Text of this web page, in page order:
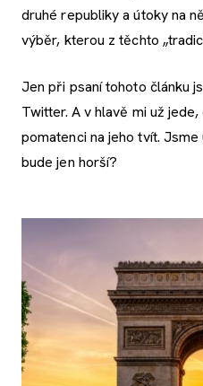
druhé republiky a útoky na
výběr, kterou z těchto
Jen při psaní tohoto článku
Twitter. A v hlavě mi už
pomatenci na jeho tvít.
bude jen horší?